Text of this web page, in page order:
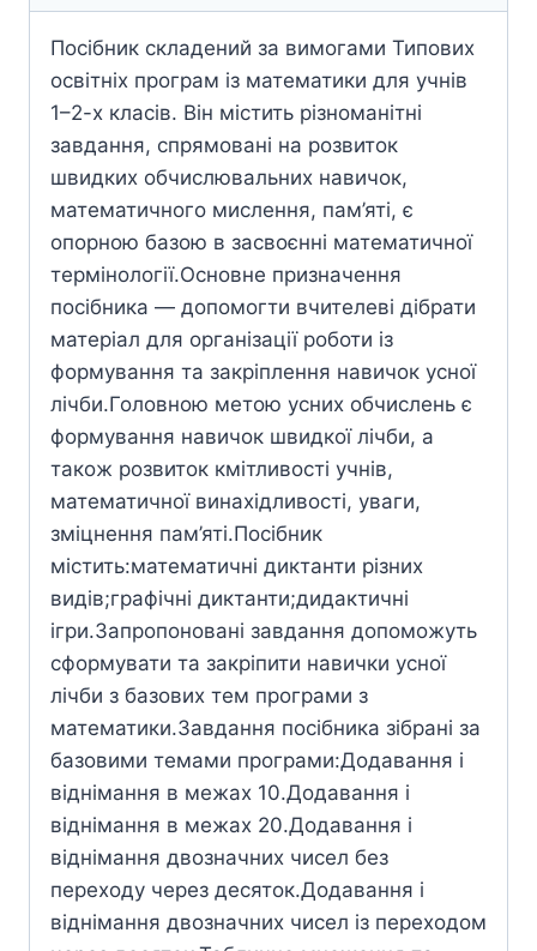
Посібник складений за вимогами Типових
освітніх програм із математики для учнів
1–2-х класів. Він містить різноманітні
завдання, спрямовані на розвиток
швидких обчислювальних навичок,
математичного мислення, пам’яті, є
опорною базою в засвоєнні математичної
термінології.Основне призначення
посібника — допомогти вчителеві дібрати
матеріал для організації роботи із
формування та закріплення навичок усної
лічби.Головною метою усних обчислень є
формування навичок швидкої лічби, а
також розвиток кмітливості учнів,
математичної винахідливості, уваги,
зміцнення пам’яті.Посібник
містить:математичні диктанти різних
видів;графічні диктанти;дидактичні
ігри.Запропоновані завдання допоможуть
сформувати та закріпити навички усної
лічби з базових тем програми з
математики.Завдання посібника зібрані за
базовими темами програми:Додавання і
віднімання в межах 10.Додавання і
віднімання в межах 20.Додавання і
віднімання двозначних чисел без
переходу через десяток.Додавання і
віднімання двозначних чисел із переходом